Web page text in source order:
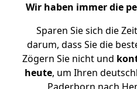
Wir haben immer die
Sparen Sie sich die
darum, dass Sie die
Zögern Sie nicht und
heute, um Ihren